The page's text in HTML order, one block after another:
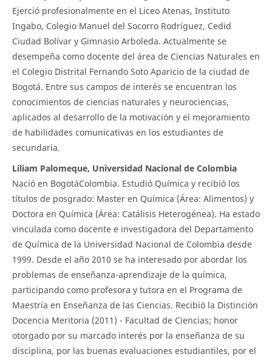
Ejerció profesionalmente en el Liceo Atenas, Instituto
Ingabo, Colegio Manuel del Socorro Rodríguez, Cedid
Ciudad Bolívar y Gimnasio Arboleda. Actualmente se
desempeña como docente del área de Ciencias Naturales en
el Colegio Distrital Fernando Soto Aparicio de la ciudad de
Bogotá. Entre sus campos de interés se encuentran los
conocimientos de ciencias naturales y neurociencias,
aplicados al desarrollo de la motivación y el mejoramiento
de habilidades comunicativas en los estudiantes de
secundaria.
Liliam Palomeque, Universidad Nacional de Colombia
Nació en BogotáColombia. Estudió Química y recibió los
títulos de posgrado: Master en Química (Área: Alimentos) y
Doctora en Química (Área: Catálisis Heterogénea). Ha estado
vinculada como docente e investigadora del Departamento
de Química de la Universidad Nacional de Colombia desde
1999. Desde el año 2010 se ha interesado por abordar los
problemas de enseñanza-aprendizaje de la química,
participando como profesora y tutora en el Programa de
Maestría en Enseñanza de las Ciencias. Recibió la Distinción
Docencia Meritoria (2011) - Facultad de Ciencias; honor
otorgado por su marcado interés por la enseñanza de su
disciplina, por las buenas evaluaciones estudiantiles, por el